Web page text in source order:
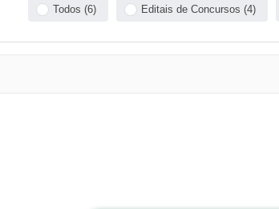
Todos (6) Editais de Concursos (4)